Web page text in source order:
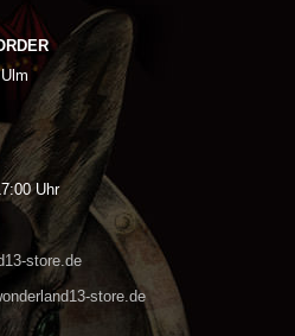
Uhr
store.de
store.de